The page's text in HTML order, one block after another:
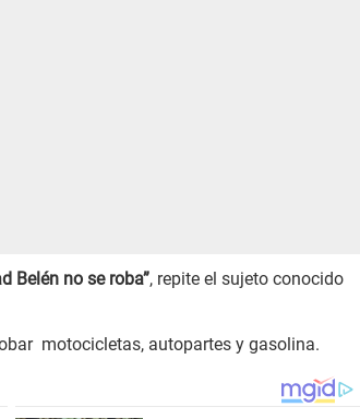
Belén no se roba”, repite el sujeto conocido
motocicletas, autopartes y gasolina.